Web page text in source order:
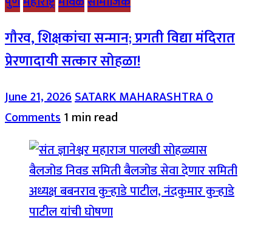
गौरव, शिक्षकांचा सन्मान; प्रगती विद्या मंदिरात
प्रेरणादायी सत्कार सोहळा!
June 21, 2026SATARK MAHARASHTRA0
Comments1 min read